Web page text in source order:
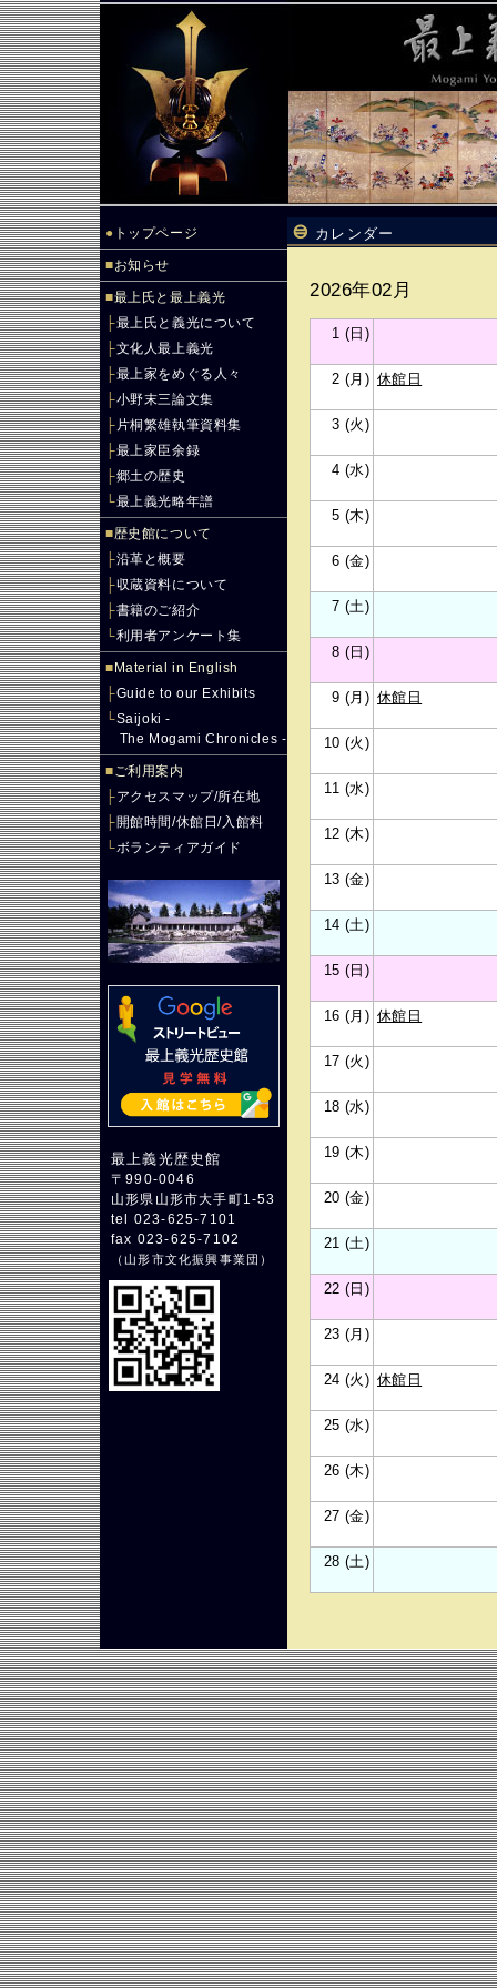
● トップページ
■お知らせ
■最上氏と最上義光
├最上氏と義光について
├文化人最上義光
├最上家をめぐる人々
├小野末三論文集
├ 片桐繁雄執筆資料集
├最上家臣余録
├郷土の歴史
└最上義光略年譜
■歴史館について
├沿革と概要
├収蔵資料について
├書籍のご紹介
└利用者アンケート集
■ Material in English
├Guide to our Exhibits
└Saijoki -
The Mogami Chronicles -
■ご利用案内
├アクセスマップ/所在地
├開館時間/休館日/入館料
└ボランティアガイド
最上義光歴史館
〒990-0046
山形県山形市大手町1-53
tel 023-625-7101
fax 023-625-7102
（山形市文化振興事業団 ）
カレンダー
2026年02月
1 (日)
2 (月) 休館日
3 (火)
4 (水)
5 (木)
6 (金)
7 (土)
8 (日)
9 (月) 休館日
10 (火)
11 (水)
12 (木)
13 (金)
14 (土)
15 (日)
16 (月) 休館日
17 (火)
18 (水)
19 (木)
20 (金)
21 (土)
22 (日)
23 (月)
24 (火) 休館日
25 (水)
26 (木)
27 (金)
28 (土)